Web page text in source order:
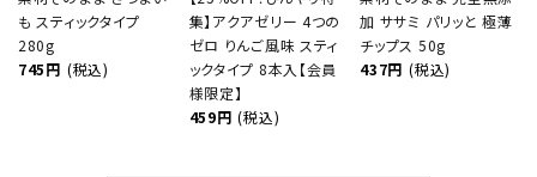
も スティックタイプ
280g
745円 (税込)
集】アクアゼリー 4つの
ゼロ りんご風味 スティ
ックタイプ 8本入【会員
様限定】
459円 (税込)
加 ササミ パリッと 極薄
チップス 50g
437円 (税込)